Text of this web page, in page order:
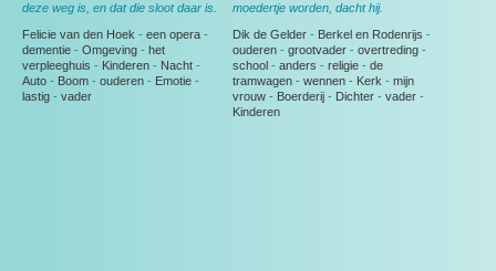
deze weg is, en dat die sloot daar is.
Felicie van den Hoek - een opera -
dementie - Omgeving - het
verpleeghuis - Kinderen - Nacht -
Auto - Boom - ouderen - Emotie -
lastig - vader
moedertje worden, dacht hij.
Dik de Gelder - Berkel en Rodenrijs -
ouderen - grootvader - overtreding -
school - anders - religie - de
tramwagen - wennen - Kerk - mijn
vrouw - Boerderij - Dichter - vader -
Kinderen